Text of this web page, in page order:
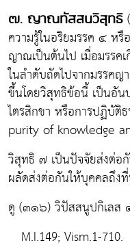
๗. ญาณทัสสนวิสุทธิ
ความรู้ในอริยมรรค ๔ ห
ญาณเป็นต้นไป เมื่อมรรค
ในลำดับถัดไปจากมรรค
ขึ้นโดยวิสุทธิข้อนี้ เป็นอั
ไตรสิกขา หรือการปฏิบั
purity of knowledge
วิสุทธิ ๗ เป็นปัจจัยส่งต่อ
ผลัดส่งต่อกันให้บุคคลถึง
ดู (๓๑๖) วิปัสสนูปกิเล
M.I.149; Vism.1-